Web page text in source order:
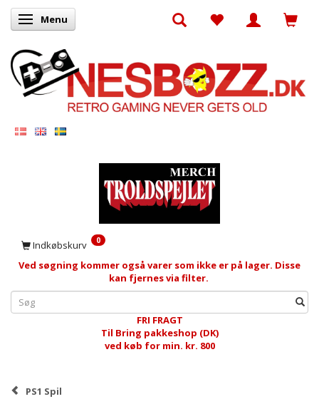
Skifte navigation
Menu
Indkøbskurv 0
Ved søgning kommer også varer som ikke er på lager. Disse
kan fjernes via filter.
FRI FRAGT
Til Bring pakkeshop (DK)
ved køb for min. kr. 800
PS1 Spil